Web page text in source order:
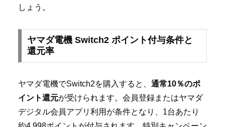
しょう。
ヤマダ電機 Switch2 ポイント付与条件と
還元率
ヤマダ電機でSwitch2を購入すると、 通常10％のポ
イント還元が受けられます。会員登録またはヤマダ
デジタル会員アプリ利用が条件となり、1台あたり